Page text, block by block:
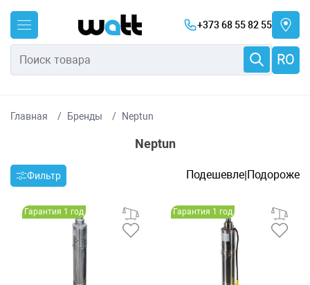
+373 68 55 82 55
RO
Главная Бренды Neptun
Neptun
Фильтр Подешевле|Подороже
Гарантия 1 год Гарантия 1 год